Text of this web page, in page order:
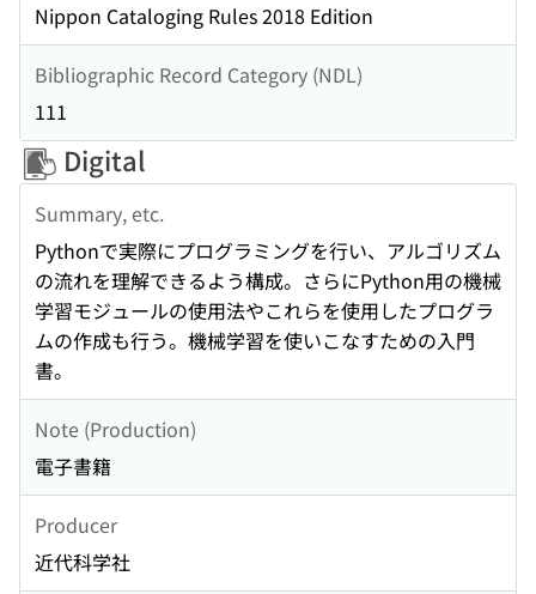
Nippon Cataloging Rules 2018 Edition
Bibliographic Record Category (NDL)
111
Digital
Summary, etc.
Pythonで実際にプログラミングを行い、アルゴリズム
の流れを理解できるよう構成。さらにPython用の機械
学習モジュールの使用法やこれらを使用したプログラ
ムの作成も行う。機械学習を使いこなすための入門
書。
Note (Production)
電子書籍
Producer
近代科学社